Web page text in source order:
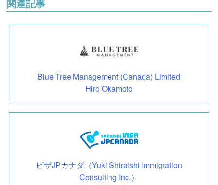
関連記事
Blue Tree Management (Canada) Limited
Hiro Okamoto
ビザJPカナダ（Yuki Shiraishi Immigration
Consulting Inc.）